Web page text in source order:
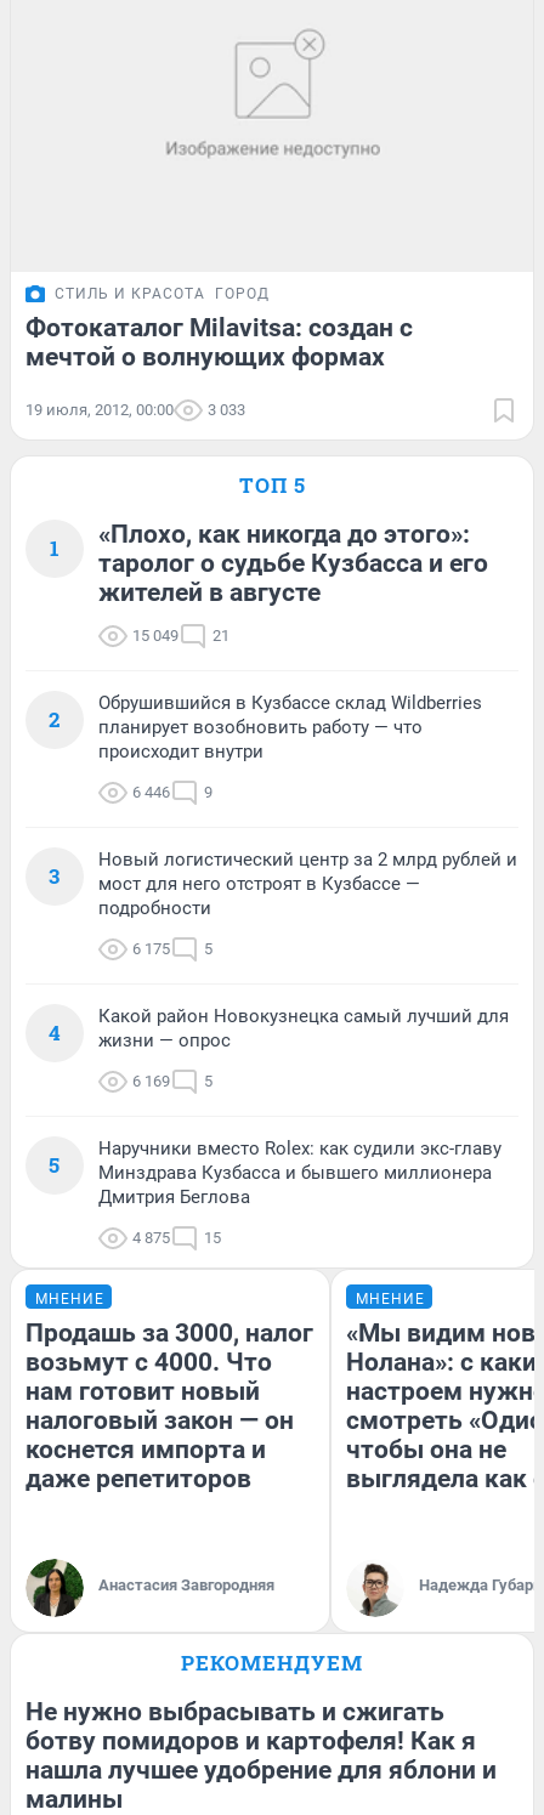
СТИЛЬ И КРАСОТА ГОРОД
Фотокаталог Milavitsa: создан с
мечтой о волнующих формах
19 июля, 2012, 00:00 3 033
ТОП 5
1
«Плохо, как никогда до этого»:
таролог о судьбе Кузбасса и его
жителей в августе
15 049 21
2
Обрушившийся в Кузбассе склад Wildberries
планирует возобновить работу — что
происходит внутри
6 446 9
3
Новый логистический центр за 2 млрд рублей и
мост для него отстроят в Кузбассе —
подробности
6 175 5
4
Какой район Новокузнецка самый лучший для
жизни — опрос
6 169 5
5
Наручники вместо Rolex: как судили экс-главу
Минздрава Кузбасса и бывшего миллионера
Дмитрия Беглова
4 875 15
МНЕНИЕ
Продашь за 3000, налог
возьмут с 4000. Что
нам готовит новый
налоговый закон — он
коснется импорта и
даже репетиторов
Анастасия Завгородняя
МНЕНИЕ
«Мы видим
Нолана»: с
настроем
смотреть
чтобы она не
выглядела как
Надежда Губарь
РЕКОМЕНДУЕМ
Не нужно выбрасывать и сжигать
ботву помидоров и картофеля! Как я
нашла лучшее удобрение для яблони и
малины